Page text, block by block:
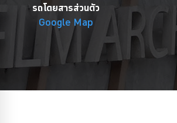
รถโดยสารส่วนตัว
Google Map